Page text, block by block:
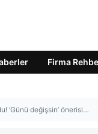
Firma
‘Günü değişsin’ önerisi…